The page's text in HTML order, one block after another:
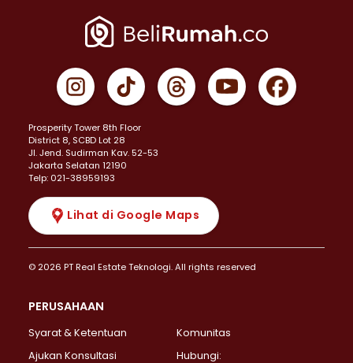
Prosperity Tower 8th Floor
District 8, SCBD Lot 28
JI. Jend. Sudirman Kav. 52-53
Jakarta Selatan 12190
Telp: 021-38959193
Lihat di Google Maps
© 2026 PT Real Estate Teknologi. All rights reserved
PERUSAHAAN
Syarat & Ketentuan
Komunitas
Ajukan Konsultasi
Hubungi: